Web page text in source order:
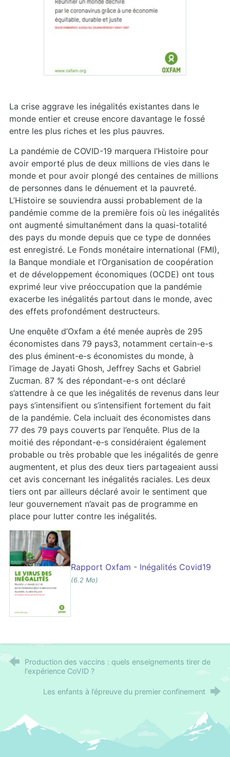
La crise aggrave les inégalités existantes dans le
monde entier et creuse encore davantage le fossé
entre les plus riches et les plus pauvres.
La pandémie de COVID-19 marquera l’Histoire pour
avoir emporté plus de deux millions de vies dans le
monde et pour avoir plongé des centaines de millions
de personnes dans le dénuement et la pauvreté.
L’Histoire se souviendra aussi probablement de la
pandémie comme de la première fois où les inégalités
ont augmenté simultanément dans la quasi-totalité
des pays du monde depuis que ce type de données
est enregistré. Le Fonds monétaire international (FMI),
la Banque mondiale et l’Organisation de coopération
et de développement économiques (OCDE) ont tous
exprimé leur vive préoccupation que la pandémie
exacerbe les inégalités partout dans le monde, avec
des effets profondément destructeurs.
Une enquête d’Oxfam a été menée auprès de 295
économistes dans 79 pays3, notamment certain-e-s
des plus éminent-e-s économistes du monde, à
l’image de Jayati Ghosh, Jeffrey Sachs et Gabriel
Zucman. 87 % des répondant-e-s ont déclaré
s’attendre à ce que les inégalités de revenus dans leur
pays s’intensifient ou s’intensifient fortement du fait
de la pandémie. Cela incluait des économistes dans
77 des 79 pays couverts par l’enquête. Plus de la
moitié des répondant-e-s considéraient également
probable ou très probable que les inégalités de genre
augmentent, et plus des deux tiers partageaient aussi
cet avis concernant les inégalités raciales. Les deux
tiers ont par ailleurs déclaré avoir le sentiment que
leur gouvernement n’avait pas de programme en
place pour lutter contre les inégalités.
Rapport Oxfam - Inégalités Covid19
(6.2 Mo)
Production des vaccins : quels enseignements tirer de
l'expérience CoVID ?
Les enfants à l’épreuve du premier confinement